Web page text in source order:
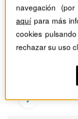
navegación
aquípara más
cookies
rechazar su uso